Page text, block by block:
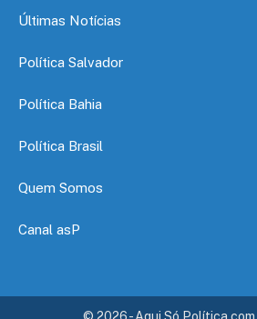
Últimas Notícias
Política Salvador
Política Bahia
Política Brasil
Quem Somos
Canal asP
© 2026 - Aqui Só Política